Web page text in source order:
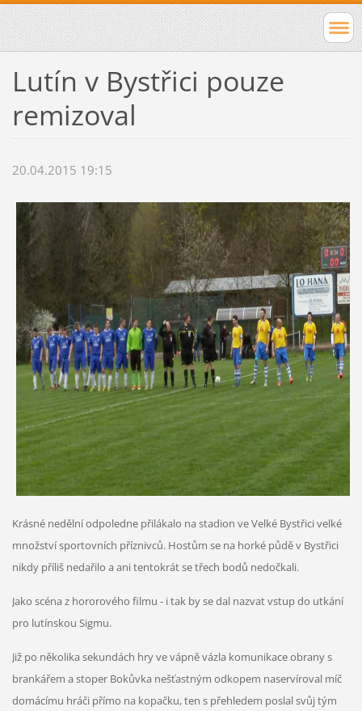
Lutín v Bystřici pouze
remizoval
20.04.2015 19:15
Krásné nedělní odpoledne přilákalo na stadion ve Velké Bystřici velké
množství sportovních příznivců. Hostům se na horké půdě v Bystřici
nikdy příliš nedařilo a ani tentokrát se třech bodů nedočkali.
Jako scéna z hororového filmu - i tak by se dal nazvat vstup do utkání
pro lutínskou Sigmu.
Již po několika sekundách hry ve vápně vázla komunikace obrany s
brankářem a stoper Bokůvka nešťastným odkopem naservíroval míč
domácímu hráči přímo na kopačku, ten s přehledem poslal svůj tým